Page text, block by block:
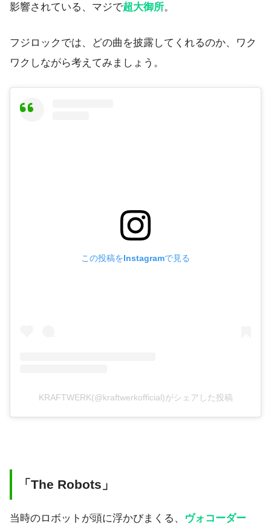
影響されている、マジで超大御所。
フジロックでは、どの曲を披露してくれるのか、ワク
ワクしながら考えてみましょう。
この投稿をInstagramで見る
KRAFTWERK(@kraftwerkofficial)がシェアした投稿
「The Robots」
当時のロボットが頭に浮かびまくる、 ヴォコーダー